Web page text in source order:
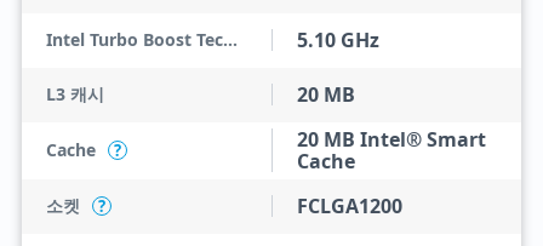
Intel Turbo Boost Technology 2.0 Frequency 5.10 GHz
L3 캐시 20 MB
Cache ?
20 MB Intel® Smart
Cache
소켓 ? FCLGA1200